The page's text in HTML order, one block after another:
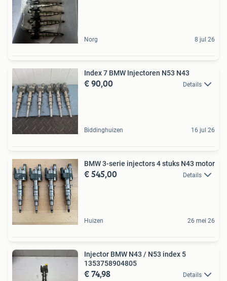
Norg 8 jul 26
Index 7 BMW Injectoren N53 N43
€ 90,00 Details
Biddinghuizen 16 jul 26
BMW 3-serie injectors 4 stuks N43 motor
€ 545,00 Details
Huizen 26 mei 26
Injector BMW N43 / N53 index 5
1353758904805
€ 74,98 Details